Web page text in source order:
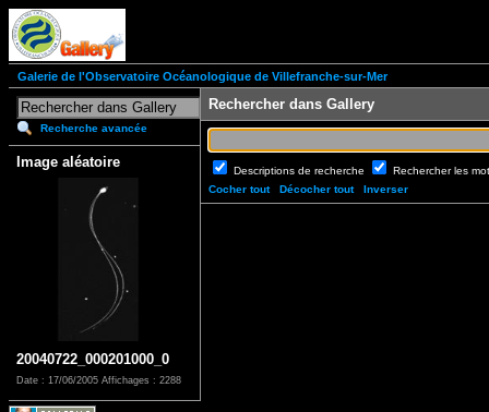
Galerie de l'Observatoire Océanologique de Villefranche-sur-Mer
Recherche avancée
Image aléatoire
20040722_000201000_0
Date : 17/06/2005 Affichages : 2288
Rechercher dans Gallery
Descriptions de recherche
Rechercher les
Cocher tout
Décocher tout Inverser